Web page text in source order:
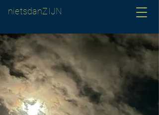
nietsdanZIJN